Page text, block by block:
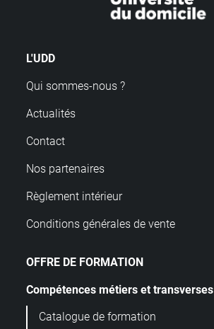
L'UDD
Qui sommes-nous ?
Actualités
Contact
Nos partenaires
Règlement intérieur
Conditions générales de vente
OFFRE DE FORMATION
Compétences métiers et transverses
Catalogue de formation